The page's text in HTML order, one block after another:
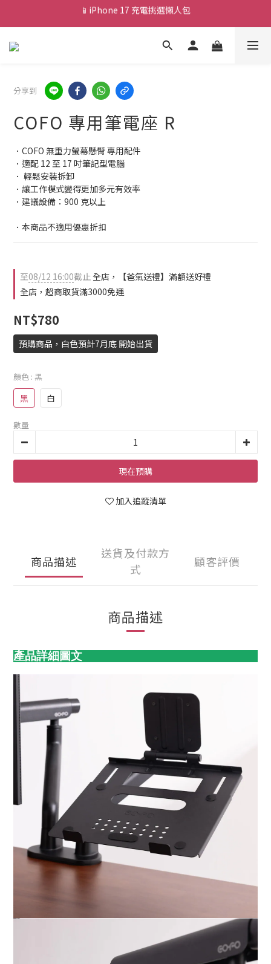
💰新會員送 $88 購物金
💰新會員送 $88 購物金
分享到
COFO 專用筆電座 R
．COFO 無重力螢幕懸臂 專用配件
．適配 12 至 17 吋筆記型電腦
． 輕鬆安裝拆卸
．讓工作模式變得更加多元有效率
．建議設備：900 克以上
．本商品不適用優惠折扣
至08/12 16:00截止全店，【爸氣送禮】滿額送好禮
全店，超商取貨滿3000免運
NT$780
預購商品，白色預計7月底 開始出貨
顏色 : 黑
黑 白
數量
現在預購
加入追蹤清單
商品描述
送貨及付款方
式
顧客評價
商品描述
產品詳細圖文